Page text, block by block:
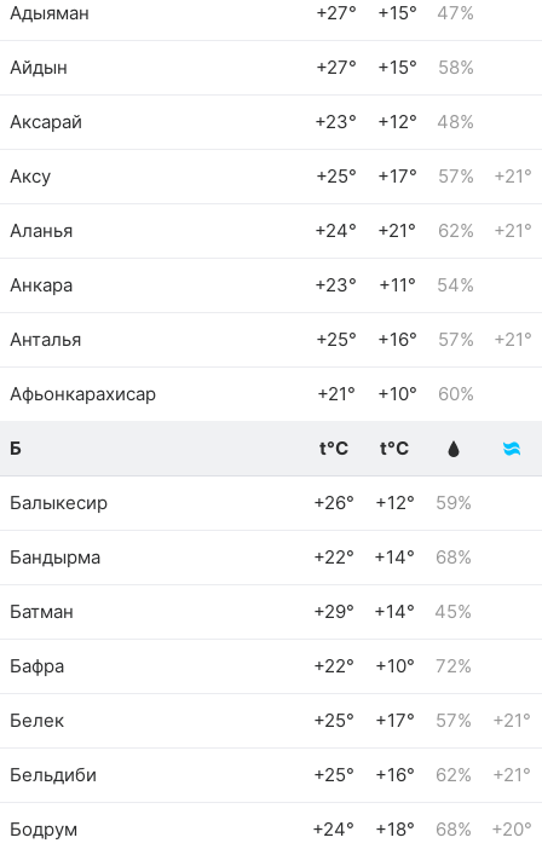
Адыяман +27° +15° 47%
Айдын +27° +15° 58%
Аксарай +23° +12° 48%
Аксу +25° +17° 57% +21°
Аланья +24° +21° 62% +21°
Анкара +23° +11° 54%
Анталья +25° +16° 57% +21°
Афьонкарахисар +21° +10° 60%
Б t°C t°C
Балыкесир +26° +12° 59%
Бандырма +22° +14° 68%
Батман +29° +14° 45%
Бафра +22° +10° 72%
Белек +25° +17° 57% +21°
Бельдиби +25° +16° 62% +21°
Бодрум +24° +18° 68% +20°